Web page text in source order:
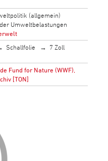
(allgemein)
Umweltbelastungen
Schallfolie
7 Zoll
Fund for Nature (WWF),
[TON]